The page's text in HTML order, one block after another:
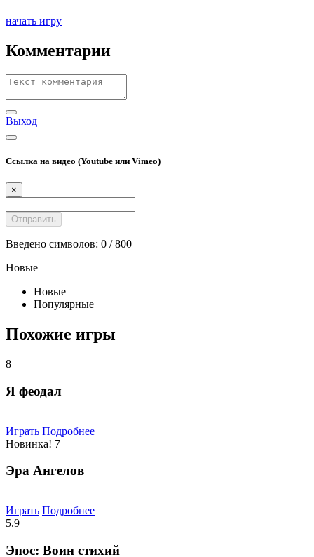
начать игру
Комментарии
Выход
Ссылка на видео (Youtube или Vimeo)
×
Введено символов: 0 / 800
Новые
Новые
Популярные
Похожие игры
8
Я феодал
Играть Подробнее
Новинка! 7
Эра Ангелов
Играть Подробнее
5.9
Эпос: Воин стихий